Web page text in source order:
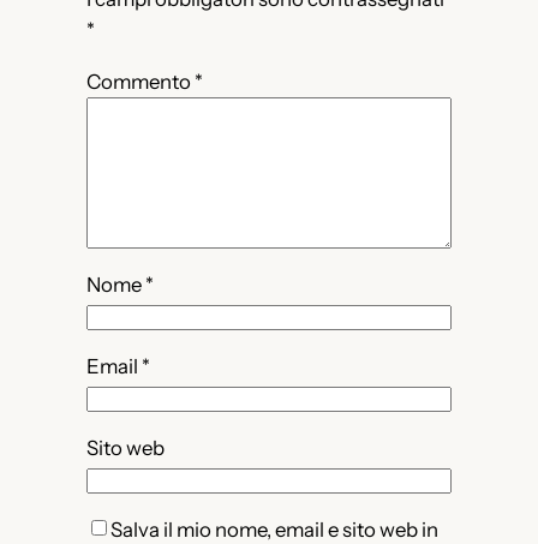
*
Commento *
Nome *
Email *
Sito web
Salva il mio nome, email e sito web in